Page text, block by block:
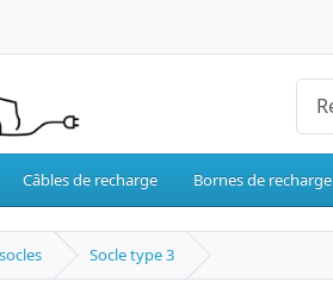
Câbles de recharge Bornes de recharge
Socle type 3